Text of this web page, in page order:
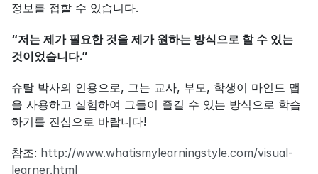
정보를 접할 수 있습니다.
“저는 제가 필요한 것을 제가 원하는 방식으로 할 수 있는
것이었습니다.”
슈탈 박사의 인용으로, 그는 교사, 부모, 학생이 마인드 맵
을 사용하고 실험하여 그들이 즐길 수 있는 방식으로 학습
하기를 진심으로 바랍니다!
참조: http://www.whatismylearningstyle.com/visual-
learner.html